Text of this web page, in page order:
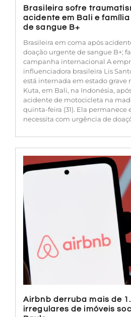
Brasileira sofre
acidente em Bali e
de sangue B+
Brasileira em coma após
doação urgente de sangue B+;
campanha internacional A
influenciadora brasileira Lis
está internada em estado grave
Kuta, em Bali, na Indonésia,
acidente de motocicleta na
quinta-feira (31). Ela
necessita com urgência de
Airbnb derruba mais de
irregulares de imóveis